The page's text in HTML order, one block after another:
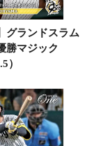
グランドスラム
勝マジック
）